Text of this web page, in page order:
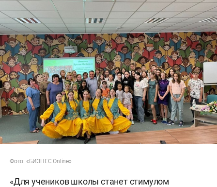
Фото: «БИЗНЕС Online»
«Для учеников школы станет стимулом